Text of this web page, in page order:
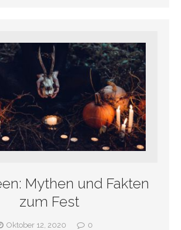
Mythen und Fakten
zum Fest
Oktober 12, 2020 0